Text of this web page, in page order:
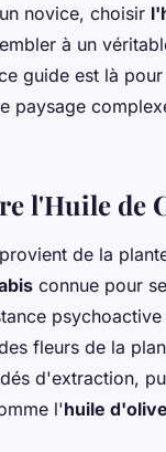
novice, choisir
à un
guide est là
paysage
l'Huile de
provient de la
connue pour
fleurs de la
d'extraction,
l'huile d'olive